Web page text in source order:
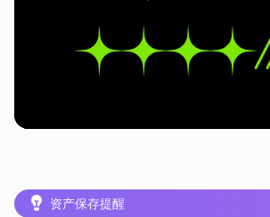
资产保存提醒